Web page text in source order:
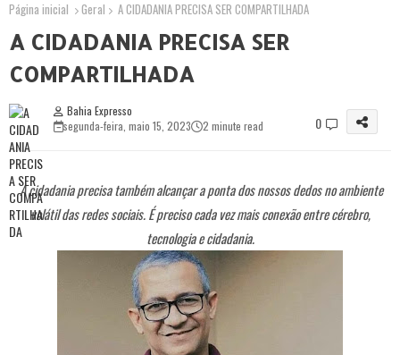
Página inicial Geral A CIDADANIA PRECISA SER COMPARTILHADA
A CIDADANIA PRECISA SER
COMPARTILHADA
Bahia Expresso
segunda-feira, maio 15, 2023
2 minute read 0
A cidadania precisa também alcançar a ponta dos nossos dedos no ambiente
volátil das redes sociais. É preciso cada vez mais conexão entre cérebro,
tecnologia e cidadania.